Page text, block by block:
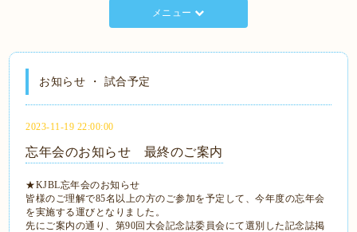
メニュー
お知らせ ・ 試合予定
2023-11-19 22:00:00
忘年会のお知らせ 最終のご案内
★KJBL忘年会のお知らせ
皆様のご理解で85名以上の方のご参加を予定して、今年度の忘年会
を実施する運びとなりました。
先にご案内の通り、第90回大会記念誌委員会にて選別した記念誌掲